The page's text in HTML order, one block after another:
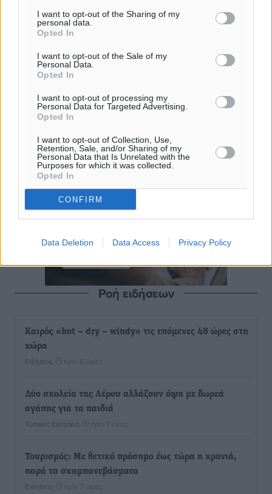
I want to opt-out of the Sharing of my
personal data.
Opted In
I want to opt-out of the Sale of my
Personal Data.
Opted In
I want to opt-out of processing my
Personal Data for Targeted Advertising.
Opted In
I want to opt-out of Collection, Use,
Retention, Sale, and/or Sharing of my
Personal Data that Is Unrelated with the
Purposes for which it was collected.
Opted In
CONFIRM
Data Deletion Data Access Privacy Policy
Ροή ειδήσεων
Καιρός «hot – dry – windy» τις επόμενες 48 ώρες στη
χώρα
Ειδήσεις πριν 6 ώρες
Δύο σχολεία της Λέρου αλλάζουν όψη με δωρεά
αγάπης για τα παιδιά
Τοπικές Ειδήσεις πριν 7 ώρες
Τουρισμός: Με θετικό πρόσημο έως τώρα η χρονιά,
παρά τα σκαμπανεβάσματα
Ειδήσεις πριν 7 ώρες